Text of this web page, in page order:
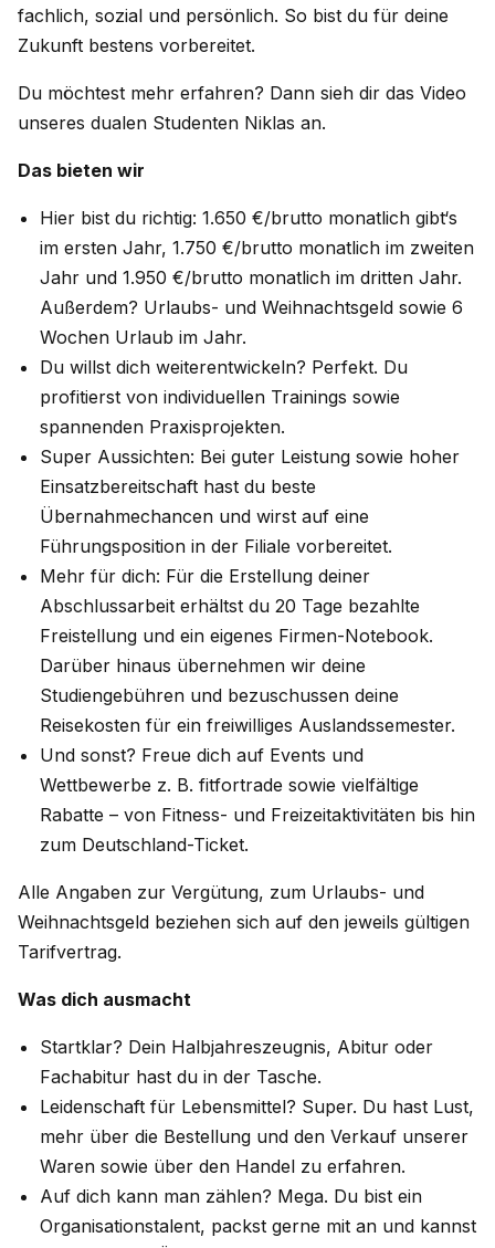
fachlich, sozial und persönlich. So bist du für deine
Zukunft bestens vorbereitet.
Du möchtest mehr erfahren? Dann sieh dir das Video
unseres dualen Studenten Niklas an.
Das bieten wir
Hier bist du richtig: 1.650 €/brutto monatlich gibt‘s
im ersten Jahr, 1.750 €/brutto monatlich im zweiten
Jahr und 1.950 €/brutto monatlich im dritten Jahr.
Außerdem? Urlaubs- und Weihnachtsgeld sowie 6
Wochen Urlaub im Jahr.
Du willst dich weiterentwickeln? Perfekt. Du
profitierst von individuellen Trainings sowie
spannenden Praxisprojekten.
Super Aussichten: Bei guter Leistung sowie hoher
Einsatzbereitschaft hast du beste
Übernahmechancen und wirst auf eine
Führungsposition in der Filiale vorbereitet.
Mehr für dich: Für die Erstellung deiner
Abschlussarbeit erhältst du 20 Tage bezahlte
Freistellung und ein eigenes Firmen-Notebook.
Darüber hinaus übernehmen wir deine
Studiengebühren und bezuschussen deine
Reisekosten für ein freiwilliges Auslandssemester.
Und sonst? Freue dich auf Events und
Wettbewerbe z. B. fitfortrade sowie vielfältige
Rabatte – von Fitness- und Freizeitaktivitäten bis hin
zum Deutschland-Ticket.
Alle Angaben zur Vergütung, zum Urlaubs- und
Weihnachtsgeld beziehen sich auf den jeweils gültigen
Tarifvertrag.
Was dich ausmacht
Startklar? Dein Halbjahreszeugnis, Abitur oder
Fachabitur hast du in der Tasche.
Leidenschaft für Lebensmittel? Super. Du hast Lust,
mehr über die Bestellung und den Verkauf unserer
Waren sowie über den Handel zu erfahren.
Auf dich kann man zählen? Mega. Du bist ein
Organisationstalent, packst gerne mit an und kannst